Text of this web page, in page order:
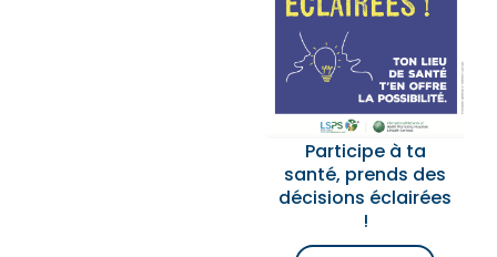
Participe à ta
santé, prends des
décisions éclairées
!